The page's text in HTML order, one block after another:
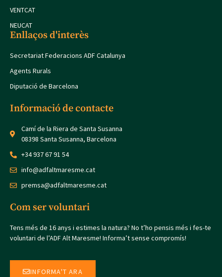
VENTCAT
NEUCAT
Enllaços d'interès
Secretariat Federacions ADF Catalunya
Agents Rurals
Diputació de Barcelona
Informació de contacte
Camí de la Riera de Santa Susanna
08398 Santa Susanna, Barcelona
+34 937 67 91 54
info@adfaltmaresme.cat
premsa@adfaltmaresme.cat
Com ser voluntari
Tens més de 16 anys i estimes la natura? No t’ho pensis més i fes-te
voluntari de l’ADF Alt Maresme! Informa’t sense compromís!
INFORMA'T ARA